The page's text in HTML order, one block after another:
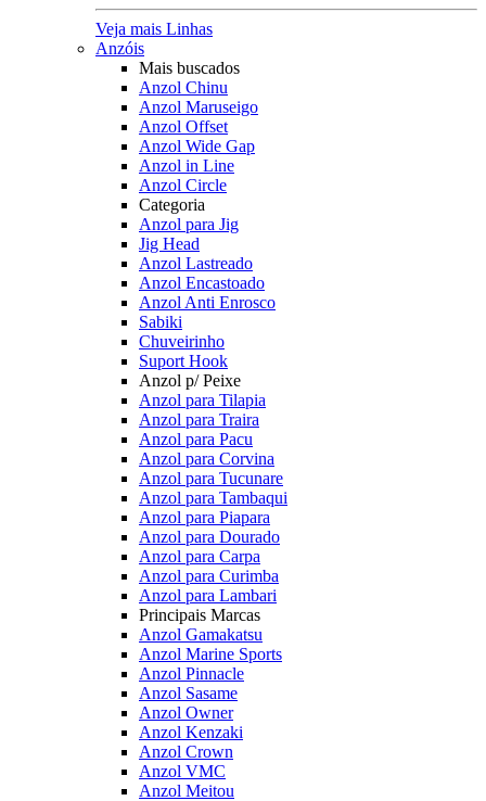
Veja mais Linhas
Anzóis
Mais buscados
Anzol Chinu
Anzol Maruseigo
Anzol Offset
Anzol Wide Gap
Anzol in Line
Anzol Circle
Categoria
Anzol para Jig
Jig Head
Anzol Lastreado
Anzol Encastoado
Anzol Anti Enrosco
Sabiki
Chuveirinho
Suport Hook
Anzol p/ Peixe
Anzol para Tilapia
Anzol para Traira
Anzol para Pacu
Anzol para Corvina
Anzol para Tucunare
Anzol para Tambaqui
Anzol para Piapara
Anzol para Dourado
Anzol para Carpa
Anzol para Curimba
Anzol para Lambari
Principais Marcas
Anzol Gamakatsu
Anzol Marine Sports
Anzol Pinnacle
Anzol Sasame
Anzol Owner
Anzol Kenzaki
Anzol Crown
Anzol VMC
Anzol Meitou